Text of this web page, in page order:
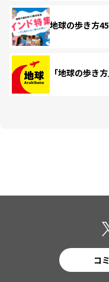
地球の歩き方
「地球の歩き
コ